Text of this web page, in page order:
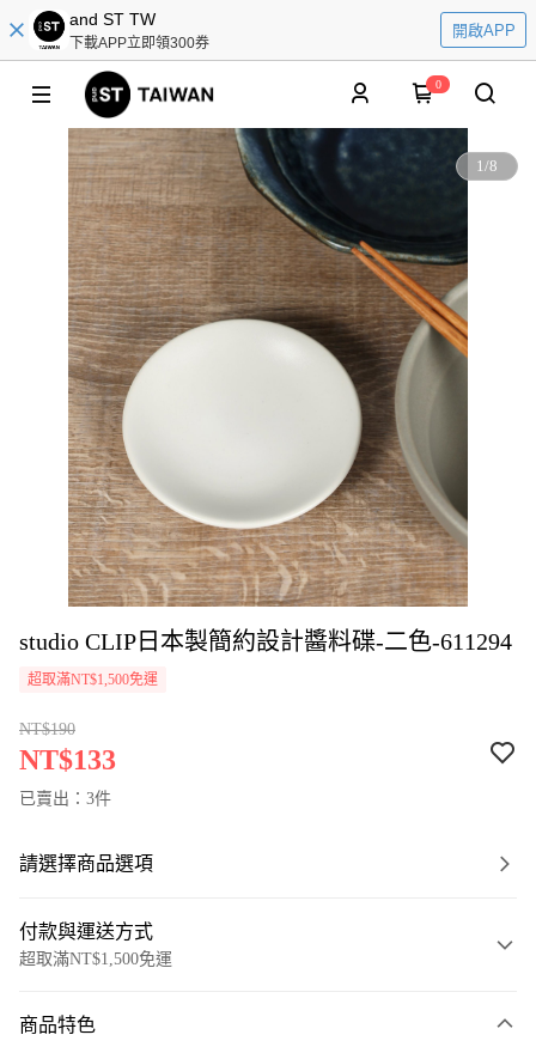
and ST TW
下載APP立即領300券
開啟APP
0
1/8
studio CLIP日本製簡約設計醬料碟-二色-611294
超取滿NT$1,500免運
NT$190
NT$133
已賣出：3件
請選擇商品選項
付款與運送方式
超取滿NT$1,500免運
信用卡一次付款
商品特色